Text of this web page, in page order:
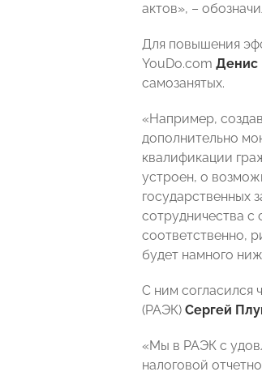
актов», –
Для повышения
YouDo.com Денис
самозанятых.
«Например,
дополнительно
квалификации
устроен, о
государственных
сотрудничества с
соответственно,
будет намного
С ним согласился
(РАЭК) Сергей
«Мы в РАЭК с
налоговой